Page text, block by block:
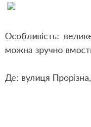
Особливість:
можна зручно
Де: вулиця